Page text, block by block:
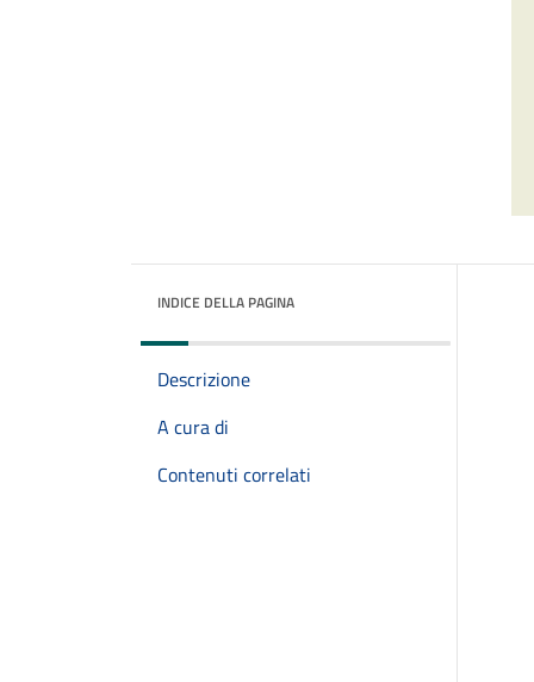
INDICE DELLA PAGINA
Descrizione
A cura di
Contenuti correlati